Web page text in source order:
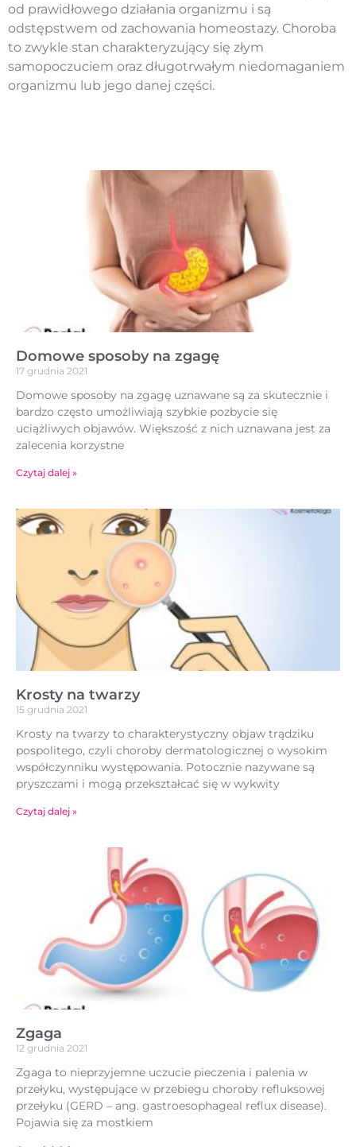
od prawidłowego działania organizmu i są
odstępstwem od zachowania homeostazy. Choroba
to zwykle stan charakteryzujący się złym
samopoczuciem oraz długotrwałym niedomaganiem
organizmu lub jego danej części.
Domowe sposoby na zgagę
17 grudnia 2021
Domowe sposoby na zgagę uznawane są za skutecznie i
bardzo często umożliwiają szybkie pozbycie się
uciążliwych objawów. Większość z nich uznawana jest za
zalecenia korzystne
Czytaj dalej »
Krosty na twarzy
15 grudnia 2021
Krosty na twarzy to charakterystyczny objaw trądziku
pospolitego, czyli choroby dermatologicznej o wysokim
współczynniku występowania. Potocznie nazywane są
pryszczami i mogą przekształcać się w wykwity
Czytaj dalej »
Zgaga
12 grudnia 2021
Zgaga to nieprzyjemne uczucie pieczenia i palenia w
przełyku, występujące w przebiegu choroby refluksowej
przełyku (GERD – ang. gastroesophageal reflux disease).
Pojawia się za mostkiem